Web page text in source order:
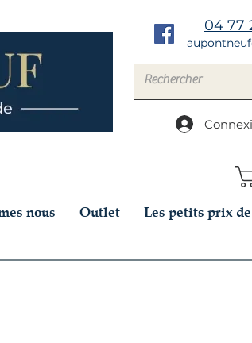
04 77
nous Outlet Les petits prix